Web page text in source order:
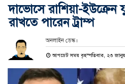
দাভোসে রাশিয়া-ইউক্রেন
রাখতে পারেন ট্রাম্প
অনলাইন ডেস্ক।
আপডেট সময় বৃহস্পতিবার, ২৩